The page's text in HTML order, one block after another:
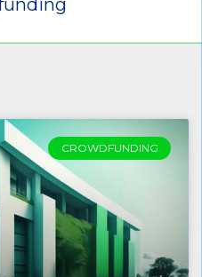
CROWDFUNDING